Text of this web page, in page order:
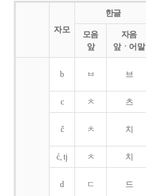
자모
한글
모음
앞
자음
앞ㆍ어말
b ㅂ 브
c ㅊ 츠
č ㅊ 치
ć, tj ㅊ 치
d ㄷ 드